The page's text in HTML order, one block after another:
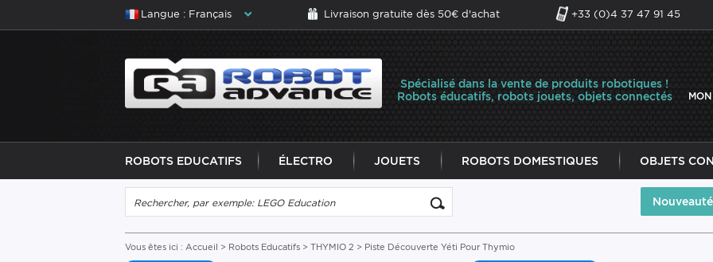
Langue : Français Livraison gratuite dès 50€ d'achat +33 (0)4 37 47 91 45
Spécialisé dans la vente de produits robotiques !
Robots éducatifs, robots jouets, objets connectés
ROBOTS EDUCATIFS ÉLECTRO JOUETS ROBOTS DOMESTIQUES OBJETS
Vous êtes ici : Accueil > Robots Educatifs > THYMIO 2 > Piste Découverte Yéti Pour Thymio